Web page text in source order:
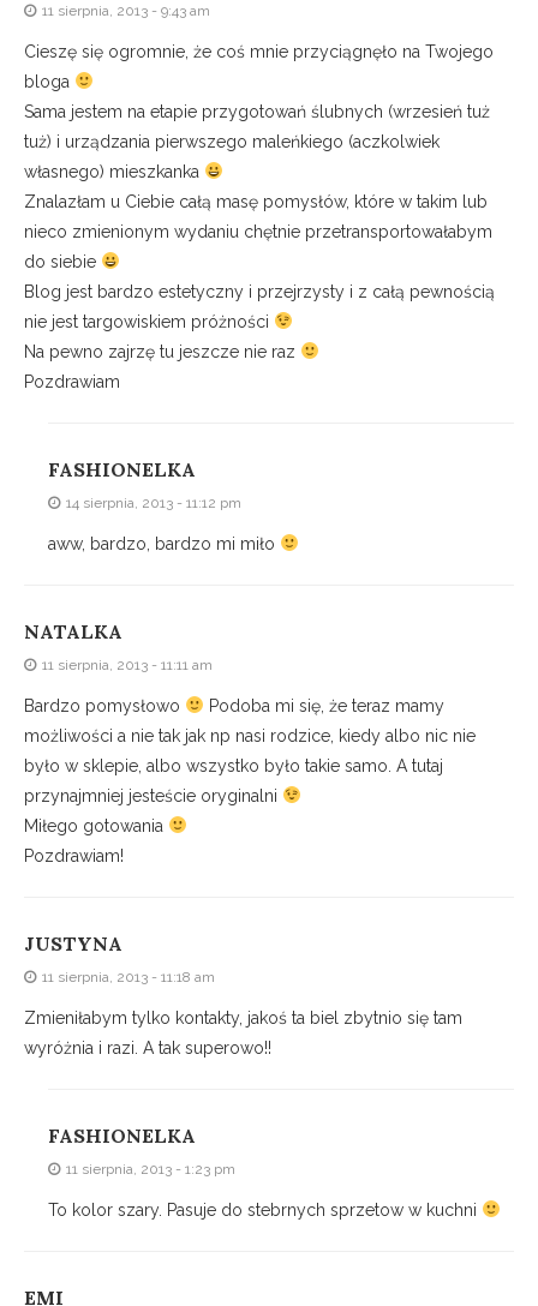
11 sierpnia, 2013 - 9:43 am
Cieszę się ogromnie, że coś mnie przyciągnęło na Twojego
bloga
Sama jestem na etapie przygotowań ślubnych (wrzesień tuż
tuż) i urządzania pierwszego maleńkiego (aczkolwiek
własnego) mieszkanka
Znalazłam u Ciebie całą masę pomysłów, które w takim lub
nieco zmienionym wydaniu chętnie przetransportowałabym
do siebie
Blog jest bardzo estetyczny i przejrzysty i z całą pewnością
nie jest targowiskiem próżności
Na pewno zajrzę tu jeszcze nie raz
Pozdrawiam
FASHIONELKA
14 sierpnia, 2013 - 11:12 pm
aww, bardzo, bardzo mi miło
NATALKA
11 sierpnia, 2013 - 11:11 am
Bardzo pomysłowo
Podoba mi się, że teraz mamy
możliwości a nie tak jak np nasi rodzice, kiedy albo nic nie
było w sklepie, albo wszystko było takie samo. A tutaj
przynajmniej jesteście oryginalni
Miłego gotowania
Pozdrawiam!
JUSTYNA
11 sierpnia, 2013 - 11:18 am
Zmieniłabym tylko kontakty, jakoś ta biel zbytnio się tam
wyróżnia i razi. A tak superowo!!
FASHIONELKA
11 sierpnia, 2013 - 1:23 pm
To kolor szary. Pasuje do stebrnych sprzetow w kuchni
EMI